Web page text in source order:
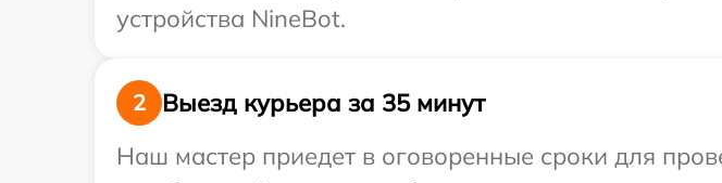
устройства NineBot.
2
Выезд курьера за 35 минут
Наш мастер приедет в оговоренные сроки для